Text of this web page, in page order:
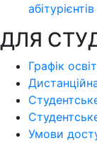
абітурієнтів
ДЛЯ
Графік
Умови